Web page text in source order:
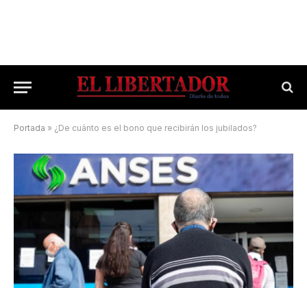
Portada » ¿De cuánto es el bono que recibirán los jubilados?